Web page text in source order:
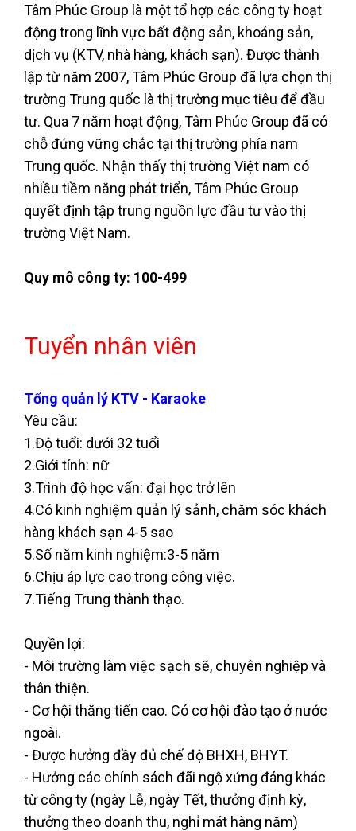
Tâm Phúc Group là một tổ hợp các công ty hoạt
động trong lĩnh vực bất động sản, khoáng sản,
dịch vụ (KTV, nhà hàng, khách sạn). Được thành
lập từ năm 2007, Tâm Phúc Group đã lựa chọn thị
trường Trung quốc là thị trường mục tiêu để đầu
tư. Qua 7 năm hoạt động, Tâm Phúc Group đã có
chỗ đứng vững chắc tại thị trường phía nam
Trung quốc. Nhận thấy thị trường Việt nam có
nhiều tiềm năng phát triển, Tâm Phúc Group
quyết định tập trung nguồn lực đầu tư vào thị
trường Việt Nam.
Quy mô công ty: 100-499
Tuyển nhân viên
Tổng quản lý KTV - Karaoke
Yêu cầu:
1.Độ tuổi: dưới 32 tuổi
2.Giới tính: nữ
3.Trình độ học vấn: đại học trở lên
4.Có kinh nghiệm quản lý sảnh, chăm sóc khách
hàng khách sạn 4-5 sao
5.Số năm kinh nghiệm:3-5 năm
6.Chịu áp lực cao trong công việc.
7.Tiếng Trung thành thạo.
Quyền lợi:
- Môi trường làm việc sạch sẽ, chuyên nghiệp và
thân thiện.
- Cơ hội thăng tiến cao. Có cơ hội đào tạo ở nước
ngoài.
- Được hưởng đầy đủ chế độ BHXH, BHYT.
- Hưởng các chính sách đãi ngộ xứng đáng khác
từ công ty (ngày Lễ, ngày Tết, thưởng định kỳ,
thưởng theo doanh thu, nghỉ mát hàng năm)